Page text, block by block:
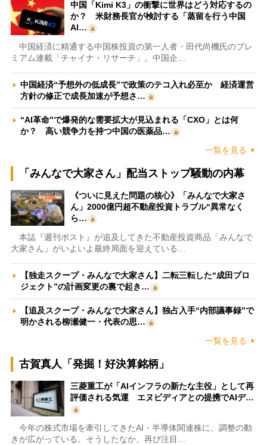
中国「Kimi K3」の衝撃に世界はどう対応するの
か？ 米財務長官が検討する「蒸留を行う中国
AI…
中国経済に精通する中国株投資の第一人者・田代尚機氏のプレ
ミアム連載「チャイナ・リサーチ」。中国企…
中国経済“予想外の低成長”で政策のテコ入れ必至か 経済運営
方針の修正で成長加速が予想さ…
“AI革命”で爆発的な需要拡大が見込まれる「CXO」とは何
か？ 高い競争力を持つ中国の医薬品…
一覧を見る
「みんなで大家さん」配当ストップ騒動の内幕
《ついに見えた問題の核心》「みんなで大家さ
ん」2000億円超不動産投資トラブル“異常なく
ら…
本誌『週刊ポスト』が追及してきた不動産投資商品「みんなで
大家さん」がいよいよ最終局面を迎えている…
【独走スクープ・みんなで大家さん】二転三転した“成田プロ
ジェクト”の計画変更の裏で起き…
【追及スクープ・みんなで大家さん】独占入手“内部議事録”で
明かされる柳瀬健一・代表の思…
一覧を見る
古賀真人「発掘！好決算銘柄」
三菱重工が「AIインフラの新たな主役」として再
評価される気運 エヌビディアとの提携でAIデ…
今年の株式市場を牽引してきたAI・半導体関連株に、調整の動
きが広がっている。そうしたなか、再び注目…